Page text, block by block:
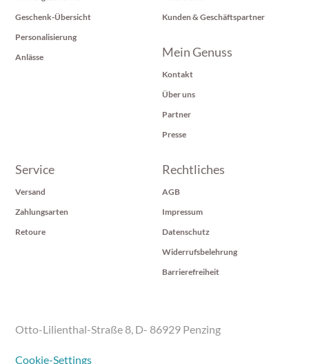
Geschenk-Übersicht
Personalisierung
Anlässe
Kunden & Geschäftspartner
Mein Genuss
Kontakt
Über uns
Partner
Presse
Service
Versand
Zahlungsarten
Retoure
Rechtliches
AGB
Impressum
Datenschutz
Widerrufsbelehrung
Barrierefreiheit
Otto-Lilienthal-Straße 8, D- 86929 Penzing
Cookie-Settings